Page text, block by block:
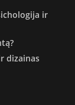
ir
dizainas